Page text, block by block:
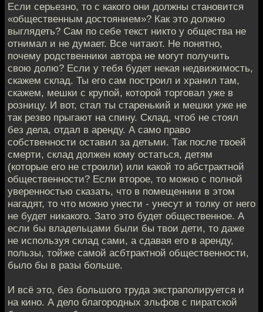
Если серьезно, то с какого они должны становится
«общественным достоянием»? Как это должно
выглядеть? Сам по себе текст никто у общества не
отнимал и не думает. Все читают. Не понятно,
почему родственники автора не могут получить
свою долю? Если у тебя будет некая недвижимость,
скажем склад. Ты его сам построил и хранил там,
скажем, мешки с крупой, которой торговал уже в
розницу. И вот, стал ты старенький и мешки уже не
так резво прыгают на спину. Склад, чтоб не стоял
без дела, отдал в аренду. А само право
собственности оставил за детьми. Так после твоей
смерти, склад должен кому остаться, детям
(которые его не строили) или какой то абстрактной
общественности? Если второе, то можно с полной
уверенностью сказать, что в помещеннии в этом
нагадят, то что можно унести - унесут и толку от него
не будет никакого. Зато это будет общественное. А
если бы владельцами были бы твои дети, то даже
не используя склад сами, а сдавая его в аренду,
пользы, тойже самой асбтрактной общественности,
было бы в разы больше.
И всё это, без большого труда экстраполируется и
на кино. А дело благородных эльфов с пиратской